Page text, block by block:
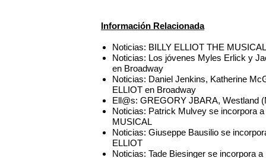
Información Relacionada
Noticias: BILLY ELLIOT THE
Noticias: Los jóvenes Myles Erlick y
en Broadway
Noticias: Daniel Jenkins, Katherine
ELLIOT en Broadway
Ell@s: GREGORY JBARA, Westland
Noticias: Patrick Mulvey se incorpora
MUSICAL
Noticias: Giuseppe Bausilio se
ELLIOT
Noticias: Tade Biesinger se incorpora